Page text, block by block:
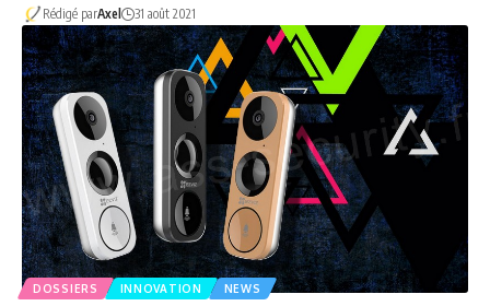
Rédigé parAxel 31 août 2021
DOSSIERS INNOVATION NEWS